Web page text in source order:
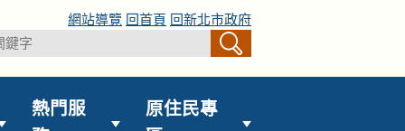
網站導覽 回首頁 回新北市政府
熱門服
原住民專